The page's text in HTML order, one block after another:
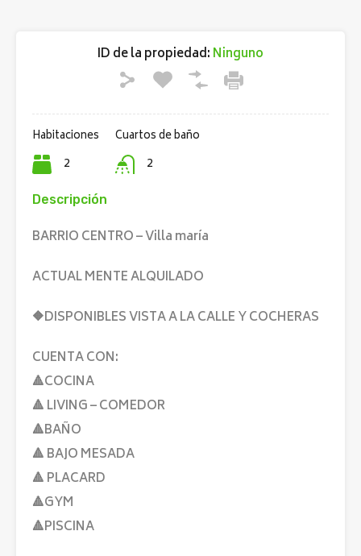
ID de la propiedad:Ninguno
Habitaciones
2
Cuartos de baño
2
Descripción
BARRIO CENTRO – Villa maría
ACTUAL MENTE ALQUILADO
🔶DISPONIBLES VISTA A LA CALLE Y COCHERAS
CUENTA CON:
🔺COCINA
🔺 LIVING – COMEDOR
🔺BAÑO
🔺 BAJO MESADA
🔺 PLACARD
🔺GYM
🔺PISCINA